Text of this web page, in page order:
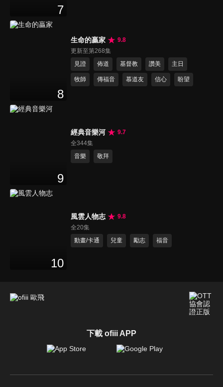
7
8
生命的贏家
9.8
更新至第268集
見證
佈道 基督教 讚美 主日
牧師 傳福音 慕道友 信心 盼望
9
經典音樂河
9.7
全344集
音樂
敬拜
10
風雲人物志
9.8
全20集
動畫/卡通
兒童 勵志 福音
下載 ofiii APP